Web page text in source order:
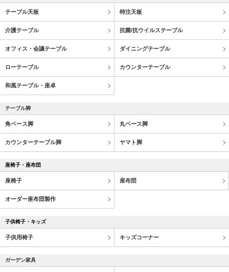
テーブル天板 特注天板
介護テーブル 抗菌/抗ウイルステーブル
オフィス・会議テーブル ダイニングテーブル
ローテーブル カウンターテーブル
和風テーブル・座卓
テーブル脚
角ベース脚 丸ベース脚
カウンターテーブル脚 ヤマト脚
座椅子・座布団
座椅子 座布団
オーダー座布団製作
子供椅子・キッズ
子供用椅子 キッズコーナー
ガーデン家具